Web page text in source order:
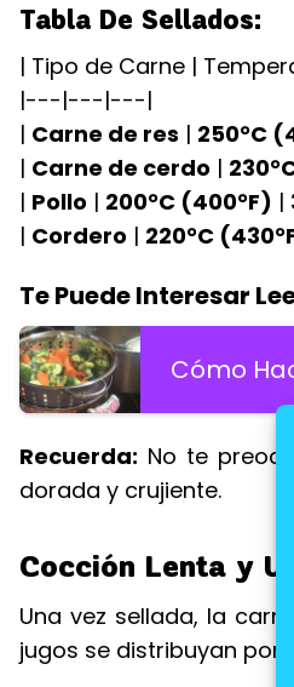
Tabla De Sellados:
| Tipo de Carne |
|---|---|---|
| Carne de res | 250°C
| Carne de cerdo |
| Pollo | 200°C (400°F) |
| Cordero | 220°C
Te Puede Interesar
Cómo
Recuerda: No te
dorada y crujiente.
Cocción Lenta y
Una vez sellada, la
jugos se distribuyan por